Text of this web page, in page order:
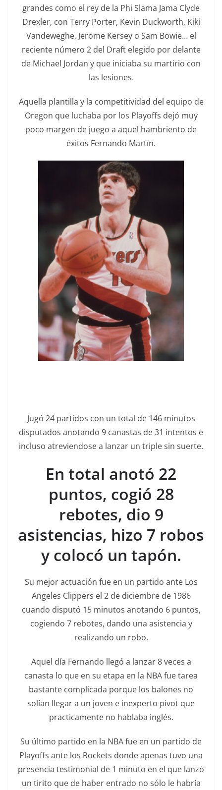
grandes como el rey de la Phi Slama Jama Clyde
Drexler, con Terry Porter, Kevin Duckworth, Kiki
Vandeweghe, Jerome Kersey o Sam Bowie… el
reciente número 2 del Draft elegido por delante
de Michael Jordan y que iniciaba su martirio con
las lesiones.
Aquella plantilla y la competitividad del equipo de
Oregon que luchaba por los Playoffs dejó muy
poco margen de juego a aquel hambriento de
éxitos Fernando Martín.
Jugó 24 partidos con un total de 146 minutos
disputados anotando 9 canastas de 31 intentos e
incluso atreviendose a lanzar un triple sin suerte.
En total anotó 22
puntos, cogió 28
rebotes, dio 9
asistencias, hizo 7 robos
y colocó un tapón.
Su mejor actuación fue en un partido ante Los
Angeles Clippers el 2 de diciembre de 1986
cuando disputó 15 minutos anotando 6 puntos,
cogiendo 7 rebotes, dando una asistencia y
realizando un robo.
Aquel día Fernando llegó a lanzar 8 veces a
canasta lo que en su etapa en la NBA fue tarea
bastante complicada porque los balones no
solían llegar a un joven e inexperto pivot que
practicamente no hablaba inglés.
Su último partido en la NBA fue en un partido de
Playoffs ante los Rockets donde apenas tuvo una
presencia testimonial de 1 minuto en el que lanzó
un tirito que de haber entrado no sólo le habría